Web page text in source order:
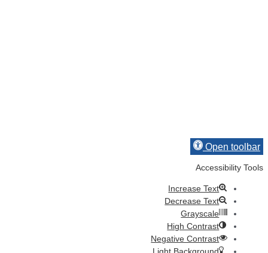
Open toolbar
Accessibility Tools
Increase Text
Decrease Text
Grayscale
High Contrast
Negative Contrast